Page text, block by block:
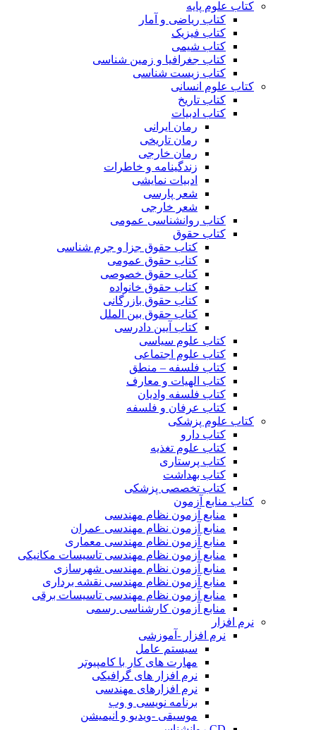
کتاب علوم پایه
کتاب ریاضی و آمار
کتاب فیزیک
کتاب شیمی
کتاب جغرافیا و زمین شناسی
کتاب زیست شناسی
کتاب علوم انسانی
کتاب تاریخ
کتاب ادبیات
رمان ایرانی
رمان تاریخی
رمان خارجی
زندگینامه و خاطرات
ادبیات نمایشی
شعر پارسی
شعر خارجی
کتاب روانشناسی عمومی
کتاب حقوق
کتاب حقوق جزا و جرم شناسی
کتاب حقوق عمومی
کتاب حقوق خصوصی
کتاب حقوق خانواده
کتاب حقوق بازرگانی
کتاب حقوق بین الملل
کتاب آیین دادرسی
کتاب علوم سیاسی
کتاب علوم اجتماعی
کتاب فلسفه – منطق
کتاب الهیات و معارف
کتاب فلسفه وادیان
کتاب عرفان و فلسفه
کتاب علوم پزشکی
کتاب دارو
کتاب علوم تغذیه
کتاب پرستاری
کتاب بهداشت
کتاب تخصصی پزشکی
کتاب منابع آزمون
منابع آزمون نظام مهندسی
منابع آزمون نظام مهندسی عمران
منابع آزمون نظام مهندسی معماری
منابع آزمون نظام مهندسی تاسیسات مکانیکی
منابع آزمون نظام مهندسی شهرسازی
منابع آزمون نظام مهندسی نقشه برداری
منابع آزمون نظام مهندسی تاسیسات برقی
منابع آزمون کارشناسی رسمی
نرم افزار
نرم افزار -آموزشی
سیستم عامل
مهارت های کار با کامپیوتر
نرم افزار های گرافیکی
نرم افزارهای مهندسی
برنامه نویسی و وب
موسیقی -ویدیو و انیمیشن